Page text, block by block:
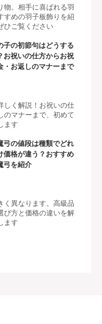
物。相手に喜ばれる羽
すめの羽子板飾りを紹
ひご覧ください
子の初節句はどうする
お祝いの仕方からお祝
・お返しのマナーまで
しく解説！お祝いの仕
のマナーまで、初めて
ます
弓の値段は種類でどれ
価格が違う？おすすめ
弓を紹介
く異なります。高級品
び方と価格の違いを解
ます